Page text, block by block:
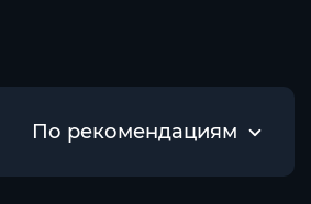
По рекомендациям